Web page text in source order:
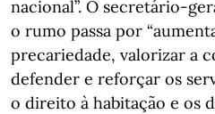
nacional”. O secretário-
o rumo passa por
precariedade, valorizar a
defender e reforçar os
o direito à habitação e os